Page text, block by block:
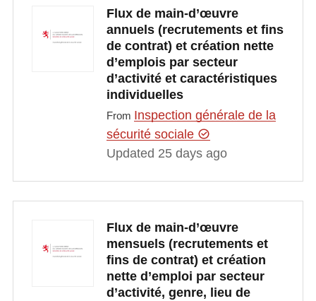
Flux de main-d’œuvre
annuels (recrutements et fins
de contrat) et création nette
d’emplois par secteur
d’activité et caractéristiques
individuelles
From Inspection générale de la
sécurité sociale
Updated 25 days ago
Flux de main-d’œuvre
mensuels (recrutements et
fins de contrat) et création
nette d’emploi par secteur
d’activité, genre, lieu de